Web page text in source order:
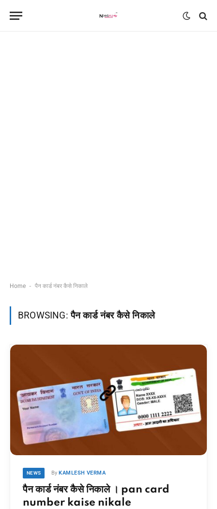
Home - पैन कार्ड नंबर कैसे निकाले
BROWSING:पैन कार्ड नंबर कैसे निकाले
NEWS By KAMLESH VERMA
पैन कार्ड नंबर कैसे निकाले । pan card
number kaise nikale